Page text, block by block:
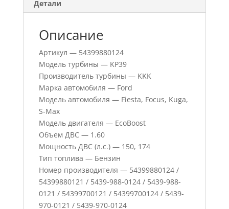
Детали
Описание
Артикул — 54399880124
Модель турбины — KP39
Производитель турбины — KKK
Марка автомобиля — Ford
Модель автомобиля — Fiesta, Focus, Kuga,
S-Max
Модель двигателя — EcoBoost
Объем ДВС — 1.60
Мощность ДВС (л.с.) — 150, 174
Тип топлива — Бензин
Номер производителя — 54399880124 /
54399880121 / 5439-988-0124 / 5439-988-
0121 / 54399700121 / 54399700124 / 5439-
970-0121 / 5439-970-0124